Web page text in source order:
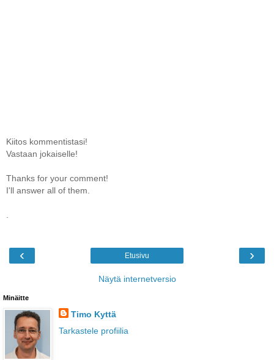
Kiitos kommentistasi!
Vastaan jokaiselle!
Thanks for your comment!
I'll answer all of them.
‹ ›
Etusivu
Näytä internetversio
Minäitte
Timo Kyttä
Tarkastele profiilia